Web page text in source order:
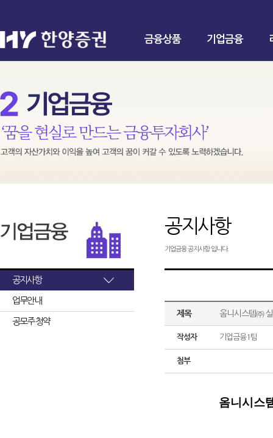
금융상품 기업금융
공지사항
업무안내
공모주 청약
공지사항
기업금융 공지사항 입니다.
제목 옴니시스템㈜
작성자 기업금융1팀
첨부
옴니시스